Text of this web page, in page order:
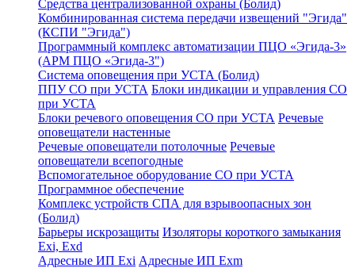
Средства централизованной охраны (Болид)
Комбинированная система передачи извещений "Эгида"
(КСПИ "Эгида")
Программный комплекс автоматизации ПЦО «Эгида-3»
(АРМ ПЦО «Эгида-3")
Система оповещения при УСТА (Болид)
ППУ СО при УСТА Блоки индикации и управления СО
при УСТА
Блоки речевого оповещения СО при УСТА Речевые
оповещатели настенные
Речевые оповещатели потолочные Речевые
оповещатели всепогодные
Вспомогательное оборудование СО при УСТА
Программное обеспечение
Комплекс устройств СПА для взрывоопасных зон
(Болид)
Барьеры искрозащиты Изоляторы короткого замыкания
Exi, Exd
Адресные ИП Exi Адресные ИП Exm